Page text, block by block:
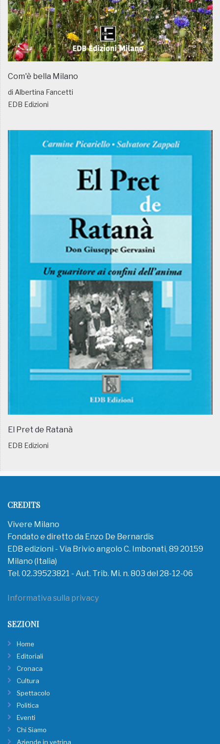
Com'è bella Milano
di Albertina Fancetti
EDB Edizioni
El Pret de Ratanà
EDB Edizioni
CREDITS
Vivere Milano
Fondato e diretto da Enzo De Bernardis
EDB edizioni - Via Brivio angolo C. Imbonati, 89 20159
Milano (Italia)
Tel. 02.39523821 - Aut. Trib. Mi. n. 803 del 28-12-06
Informativa sulla privacy
SEZIONI
Home
Editoriali
Cronaca
Cultura
Spettacolo
Politica
Eventi
Chi Siamo
Aziende in vetrina